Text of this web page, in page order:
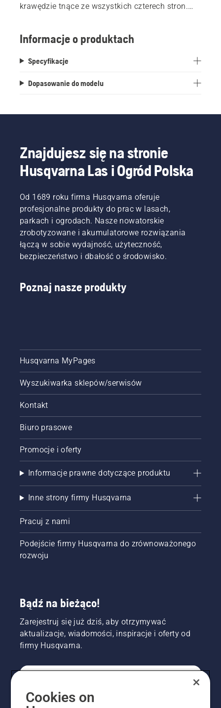
krawędzie tnące ze wszystkich czterech stron.
szerokiej gamy wysokiej jakości akcesoriów do
Informacje o produktach
Specyfikacje
Dopasowanie do modelu
Znajdujesz się na stronie
Husqvarna Las i Ogród Polska
Od 1689 roku firma Husqvarna oferuje
profesjonalne produkty do prac w lasach,
parkach i ogrodach. Nasze nowatorskie
zrobotyzowane i akumulatorowe rozwiązania
łączą w sobie wydajność, użyteczność,
bezpieczeństwo i dbałość o środowisko.
Poznaj nasze produkty
Husqvarna MyPages
Wyszukiwarka sklepów/serwisów
Kontakt
Biuro prasowe
Promocje i oferty
Informacje prawne dotyczące produktu
Inne strony firmy Husqvarna
Pracuj z nami
Podejście firmy Husqvarna do zrównoważonego
rozwoju
Bądź na bieżąco!
Zarejestruj się już dziś, aby otrzymywać
aktualizacje, wiadomości, inspiracje i oferty od
firmy Husqvarna.
Cookies on